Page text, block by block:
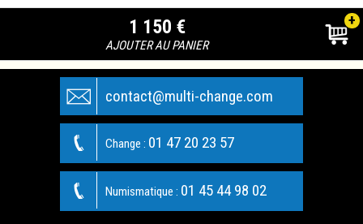
1 150 €
AJOUTER AU PANIER
+
contact@multi-change.com
Change : 01 47 20 23 57
Numismatique : 01 45 44 98 02